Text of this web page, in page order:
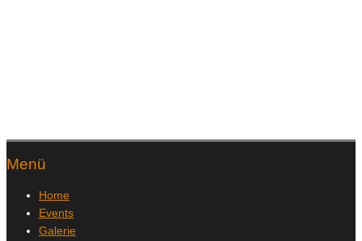
Menü
Home
Events
Galerie